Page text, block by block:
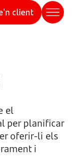
client
el
per planificar
oferir-li els
i